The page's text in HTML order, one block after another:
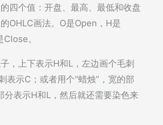
四个值：开盘、最高、最低和收盘
OHLC画法。O是Open，H是
。
，上下表示H和L，左边画个毛刺
表示C；或者用个“蜡烛”，宽的部
分表示H和L，然后就还需要染色来